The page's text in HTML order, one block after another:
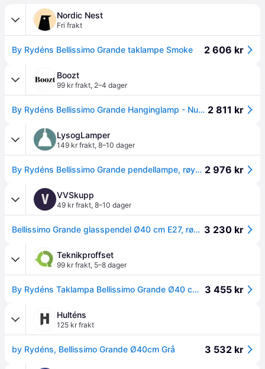
Nordic Nest
Fri frakt
By Rydéns Bellissimo Grande taklampe Smoke 2 606 kr
Boozt
99 kr frakt, 2–4 dager
By Rydéns Bellissimo Grande Hanginglamp - Nude - ONE SIZE 2 811 kr
LysogLamper
149 kr frakt, 8–10 dager
By Rydéns Bellissimo Grande pendellampe, røykfarget 2 976 kr
V VVSkupp
49 kr frakt, 8–10 dager
Bellissimo Grande glasspendel Ø40 cm E27, røykgrått glass, svart oppheng 3 230 kr
Teknikproffset
99 kr frakt, 5–8 dager
By Rydéns Taklampa Bellissimo Grande Ø40 cm rökgrå 4200870-4505 By Ryd 3 455 kr
Hulténs
125 kr frakt
by Rydéns, Bellissimo Grande Ø40cm Grå 3 532 kr